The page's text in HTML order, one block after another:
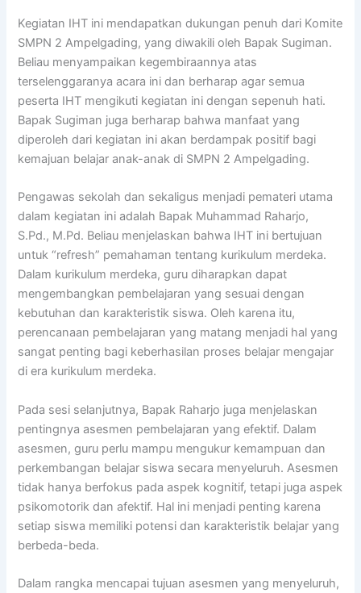
Kegiatan IHT ini mendapatkan dukungan penuh dari Komite
SMPN 2 Ampelgading, yang diwakili oleh Bapak Sugiman.
Beliau menyampaikan kegembiraannya atas
terselenggaranya acara ini dan berharap agar semua
peserta IHT mengikuti kegiatan ini dengan sepenuh hati.
Bapak Sugiman juga berharap bahwa manfaat yang
diperoleh dari kegiatan ini akan berdampak positif bagi
kemajuan belajar anak-anak di SMPN 2 Ampelgading.
Pengawas sekolah dan sekaligus menjadi pemateri utama
dalam kegiatan ini adalah Bapak Muhammad Raharjo,
S.Pd., M.Pd. Beliau menjelaskan bahwa IHT ini bertujuan
untuk “refresh” pemahaman tentang kurikulum merdeka.
Dalam kurikulum merdeka, guru diharapkan dapat
mengembangkan pembelajaran yang sesuai dengan
kebutuhan dan karakteristik siswa. Oleh karena itu,
perencanaan pembelajaran yang matang menjadi hal yang
sangat penting bagi keberhasilan proses belajar mengajar
di era kurikulum merdeka.
Pada sesi selanjutnya, Bapak Raharjo juga menjelaskan
pentingnya asesmen pembelajaran yang efektif. Dalam
asesmen, guru perlu mampu mengukur kemampuan dan
perkembangan belajar siswa secara menyeluruh. Asesmen
tidak hanya berfokus pada aspek kognitif, tetapi juga aspek
psikomotorik dan afektif. Hal ini menjadi penting karena
setiap siswa memiliki potensi dan karakteristik belajar yang
berbeda-beda.
Dalam rangka mencapai tujuan asesmen yang menyeluruh,